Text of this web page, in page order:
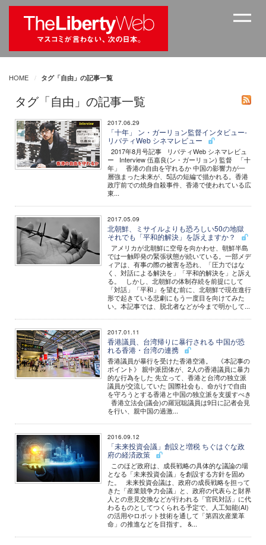
HOME タグ「自由」の記事一覧
タグ「自由」の記事一覧
2017.06.29
「十年」 ン・ガーリョン監督インタビュー-
リバティWeb シネマレビュー
2017年8月号記事 リバティWeb シネマレビュ
ー Interview 伍嘉良(ン・ガーリョン) 監督 「十
年」 香港の自由を守れるか 中国の影響力が一
層強まった未来が、5話の短編で描かれる。香港
政庁前での焼身自殺事件、香港で使われている広
東...
2017.05.09
北朝鮮、ミサイルよりも恐ろしい50の地獄
それでも「平和的解決」を訴えますか？
アメリカが北朝鮮に空母を向かわせ、朝鮮半島
では一触即発の緊張状態が続いている。一部メデ
ィアは、有事の際の被害を恐れ、「圧力ではな
く、対話による解決を」「平和的解決を」と訴え
る。 しかし、北朝鮮の体制存続を前提にして
「対話」「平和」を望む前に、北朝鮮で現在進行
形で起きている悲劇にもう一度目を向けてみた
い。本記事では、脱北者などが今まで明かして...
2017.01.11
香港議員、台湾帰りに暴行される 中国が恐
れる香港・台湾の連携
香港議員が暴行を受けた香港空港。 《本記事の
ポイント》 親中派団体が、2人の香港議員に暴力
的な行為をした 先立って、香港と台湾の独立派
議員が交流していた 国際社会も、命がけで自由
を守ろうとする香港と中国の独立派を支援すべき
香港立法会(議会)の羅冠聡議員は9日に記者会見
を行い、親中国の過激...
2016.09.12
「未来投資会議」創設と増税 ちぐはぐな政
府の経済政策
このほど政府は、成長戦略の具体的な議論の場
となる「未来投資会議」を創設する方針を固め
た。 未来投資会議は、政府の成長戦略を担って
きた「産業競争力会議」と、政府の代表らと財界
人との意見交換などが行われる「官民対話」に代
わるものとしてつくられる予定で、人工知能(AI)
の活用やロボット技術を通して「第四次産業革
命」の推進などを目指す。 &...